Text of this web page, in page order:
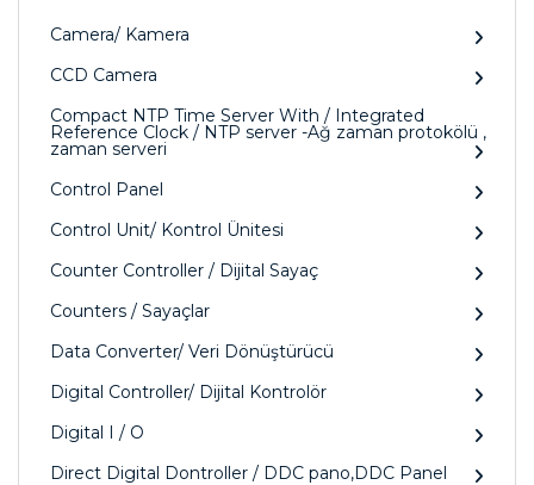
Camera/ Kamera
CCD Camera
Compact NTP Time Server With / Integrated
Reference Clock / NTP server -Ağ zaman protokölü ,
zaman serveri
Control Panel
Control Unit/ Kontrol Ünitesi
Counter Controller / Dijital Sayaç
Counters / Sayaçlar
Data Converter/ Veri Dönüştürücü
Digital Controller/ Dijital Kontrolör
Digital I / O
Direct Digital Dontroller / DDC pano,DDC Panel